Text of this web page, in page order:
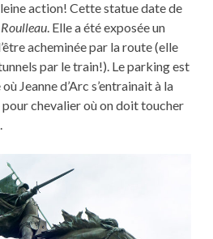
action! Cette statue date de
. Elle a été exposée un
acheminée par la route (elle
par le train!). Le parking est
Jeanne d’Arc s’entrainait à la
pour chevalier où on doit toucher